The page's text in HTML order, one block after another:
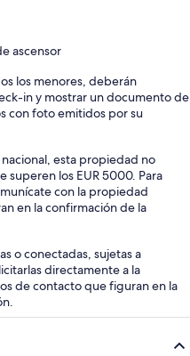
ascensor
los menores, deberán
in y mostrar un documento de
con foto emitidos por su
esta propiedad no
los EUR 5000. Para
con la propiedad
en la confirmación de la
o conectadas, sujetas a
directamente a la
de contacto que figuran en la